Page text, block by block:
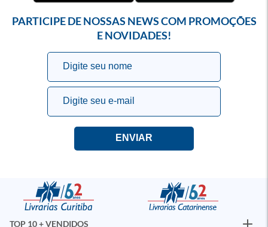
PARTICIPE DE NOSSAS NEWS COM PROMOÇÕES
E NOVIDADES!
TOP 10 + VENDIDOS